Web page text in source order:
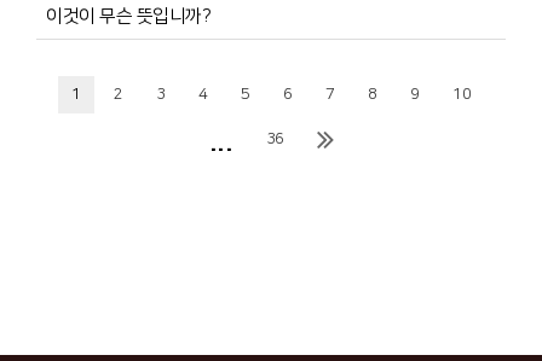
이것이 무슨 뜻입니까?
1 2 3 4 5 6 7 8 9 10
... 36